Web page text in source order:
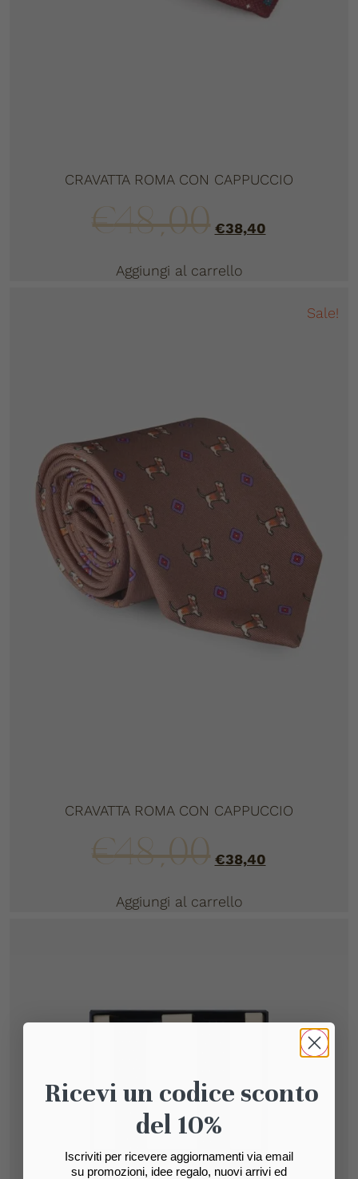
CRAVATTA ROMA CON CAPPUCCIO
€48,00 €38,40
Aggiungi al carrello
Sale!
CRAVATTA ROMA CON CAPPUCCIO
€48,00 €38,40
Aggiungi al carrello
Ricevi un codice sconto
del 10%
Iscriviti per ricevere aggiornamenti via email
su promozioni, idee regalo, nuovi arrivi ed